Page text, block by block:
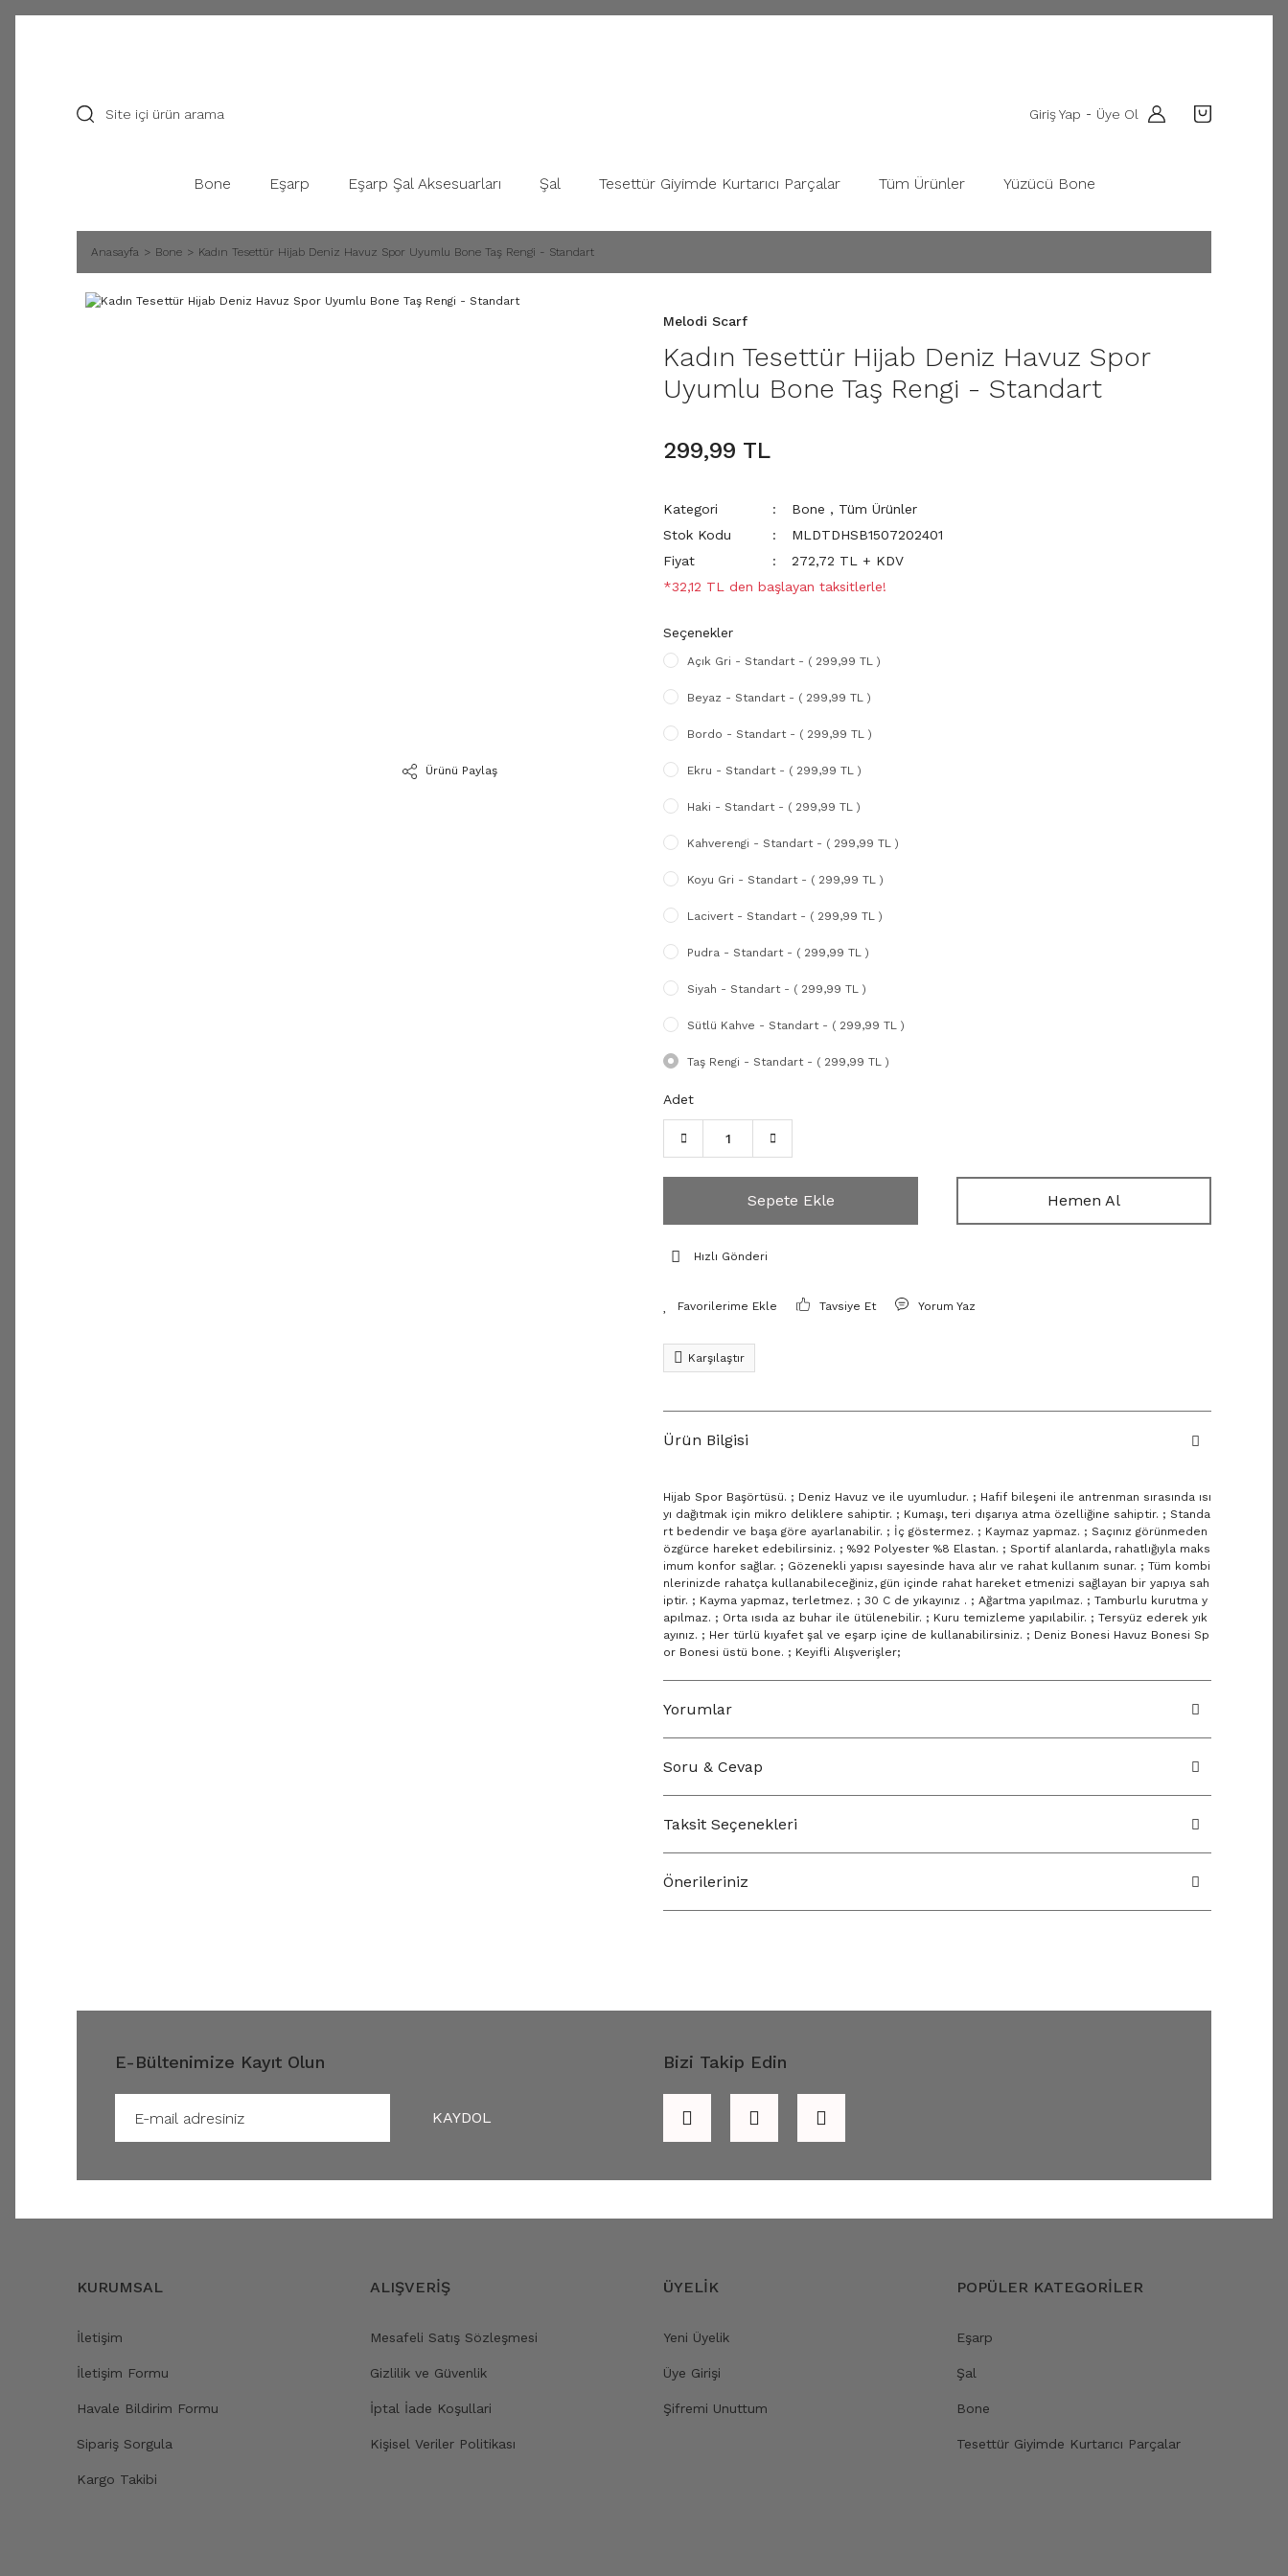
Giriş Yap - Üye Ol
Bone Eşarp Eşarp Şal Aksesuarları Şal Tesettür Giyimde Kurtarıcı Parçalar Tüm Ürünler Yüzücü Bone
Anasayfa Bone Kadın Tesettür Hijab Deniz Havuz Spor Uyumlu Bone Taş Rengi - Standart
Ürünü Paylaş
Melodi Scarf
Kadın Tesettür Hijab Deniz Havuz Spor
Uyumlu Bone Taş Rengi - Standart
299,99 TL
Kategori Bone , Tüm Ürünler
Stok Kodu
MLDTDHSB1507202401
Fiyat
272,72 TL + KDV
*32,12 TL den başlayan taksitlerle!
Seçenekler
Açık Gri - Standart - ( 299,99 TL )
Beyaz - Standart - ( 299,99 TL )
Bordo - Standart - ( 299,99 TL )
Ekru - Standart - ( 299,99 TL )
Haki - Standart - ( 299,99 TL )
Kahverengi - Standart - ( 299,99 TL )
Koyu Gri - Standart - ( 299,99 TL )
Lacivert - Standart - ( 299,99 TL )
Pudra - Standart - ( 299,99 TL )
Siyah - Standart - ( 299,99 TL )
Sütlü Kahve - Standart - ( 299,99 TL )
Taş Rengi - Standart - ( 299,99 TL )
Adet
Sepete Ekle Hemen Al
Hızlı Gönderi
Tavsiye Et Yorum Yaz
Karşılaştır
Ürün Bilgisi
Hijab Spor Başörtüsü. ; Deniz Havuz ve ile uyumludur. ; Hafif bileşeni ile antrenman sırasında ısı
yı dağıtmak için mikro deliklere sahiptir. ; Kumaşı, teri dışarıya atma özelliğine sahiptir. ; Standa
rt bedendir ve başa göre ayarlanabilir. ; İç göstermez. ; Kaymaz yapmaz. ; Saçınız görünmeden
özgürce hareket edebilirsiniz. ; %92 Polyester %8 Elastan. ; Sportif alanlarda, rahatlığıyla maks
imum konfor sağlar. ; Gözenekli yapısı sayesinde hava alır ve rahat kullanım sunar. ; Tüm kombi
nlerinizde rahatça kullanabileceğiniz, gün içinde rahat hareket etmenizi sağlayan bir yapıya sah
iptir. ; Kayma yapmaz, terletmez. ; 30 C de yıkayınız . ; Ağartma yapılmaz. ; Tamburlu kurutma y
apılmaz. ; Orta ısıda az buhar ile ütülenebilir. ; Kuru temizleme yapılabilir. ; Tersyüz ederek yık
ayınız. ; Her türlü kıyafet şal ve eşarp içine de kullanabilirsiniz. ; Deniz Bonesi Havuz Bonesi Sp
or Bonesi üstü bone. ; Keyifli Alışverişler;
Yorumlar
Soru & Cevap
Taksit Seçenekleri
Önerileriniz
E-Bültenimize Kayıt Olun
KAYDOL
Bizi Takip Edin
KURUMSAL
İletişim
İletişim Formu
Havale Bildirim Formu
Sipariş Sorgula
Kargo Takibi
ALIŞVERİŞ
Mesafeli Satış Sözleşmesi
Gizlilik ve Güvenlik
İptal İade Koşullari
Kişisel Veriler Politikası
ÜYELİK
Yeni Üyelik
Üye Girişi
Şifremi Unuttum
POPÜLER KATEGORİLER
Eşarp
Şal
Bone
Tesettür Giyimde Kurtarıcı Parçalar